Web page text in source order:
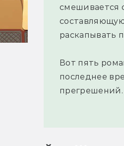
смешивается
раскапывать
Вот пять
последнее
прегрешений.